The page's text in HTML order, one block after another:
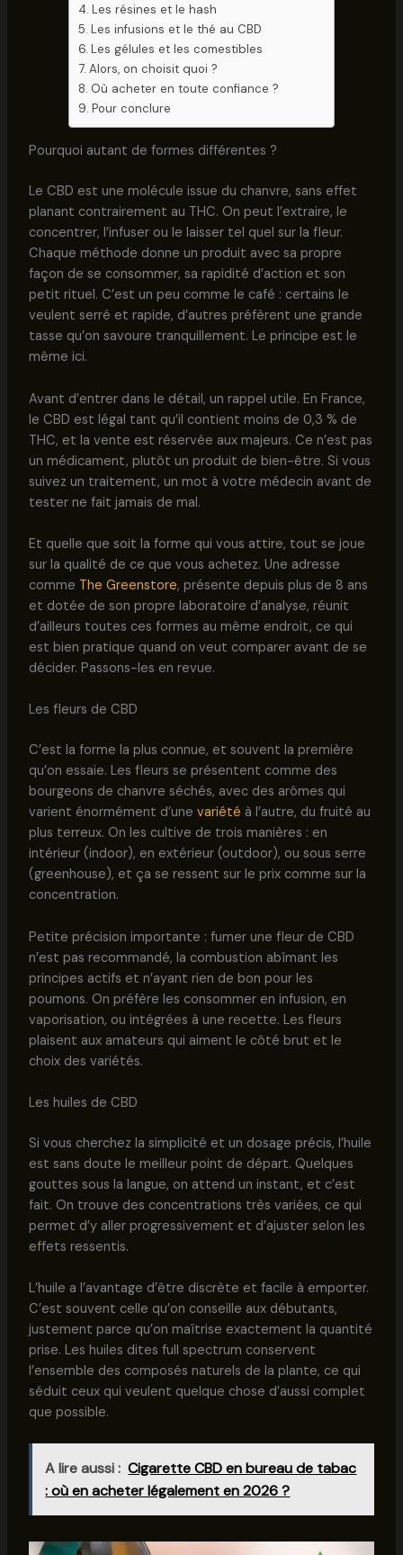
Les résines et le hash
Les infusions et le thé au CBD
Les gélules et les comestibles
Alors, on choisit quoi ?
Où acheter en toute confiance ?
Pour conclure
Pourquoi autant de formes différentes ?
Le CBD est une molécule issue du chanvre, sans effet
planant contrairement au THC. On peut l’extraire, le
concentrer, l’infuser ou le laisser tel quel sur la fleur.
Chaque méthode donne un produit avec sa propre
façon de se consommer, sa rapidité d’action et son
petit rituel. C’est un peu comme le café : certains le
veulent serré et rapide, d’autres préfèrent une grande
tasse qu’on savoure tranquillement. Le principe est le
même ici.
Avant d’entrer dans le détail, un rappel utile. En France,
le CBD est légal tant qu’il contient moins de 0,3 % de
THC, et la vente est réservée aux majeurs. Ce n’est pas
un médicament, plutôt un produit de bien-être. Si vous
suivez un traitement, un mot à votre médecin avant de
tester ne fait jamais de mal.
Et quelle que soit la forme qui vous attire, tout se joue
sur la qualité de ce que vous achetez. Une adresse
comme The Greenstore, présente depuis plus de 8 ans
et dotée de son propre laboratoire d’analyse, réunit
d’ailleurs toutes ces formes au même endroit, ce qui
est bien pratique quand on veut comparer avant de se
décider. Passons-les en revue.
Les fleurs de CBD
C’est la forme la plus connue, et souvent la première
qu’on essaie. Les fleurs se présentent comme des
bourgeons de chanvre séchés, avec des arômes qui
varient énormément d’une variété à l’autre, du fruité au
plus terreux. On les cultive de trois manières : en
intérieur (indoor), en extérieur (outdoor), ou sous serre
(greenhouse), et ça se ressent sur le prix comme sur la
concentration.
Petite précision importante : fumer une fleur de CBD
n’est pas recommandé, la combustion abîmant les
principes actifs et n’ayant rien de bon pour les
poumons. On préfère les consommer en infusion, en
vaporisation, ou intégrées à une recette. Les fleurs
plaisent aux amateurs qui aiment le côté brut et le
choix des variétés.
Les huiles de CBD
Si vous cherchez la simplicité et un dosage précis, l’huile
est sans doute le meilleur point de départ. Quelques
gouttes sous la langue, on attend un instant, et c’est
fait. On trouve des concentrations très variées, ce qui
permet d’y aller progressivement et d’ajuster selon les
effets ressentis.
L’huile a l’avantage d’être discrète et facile à emporter.
C’est souvent celle qu’on conseille aux débutants,
justement parce qu’on maîtrise exactement la quantité
prise. Les huiles dites full spectrum conservent
l’ensemble des composés naturels de la plante, ce qui
séduit ceux qui veulent quelque chose d’aussi complet
que possible.
A lire aussi : Cigarette CBD en bureau de tabac
: où en acheter légalement en 2026 ?